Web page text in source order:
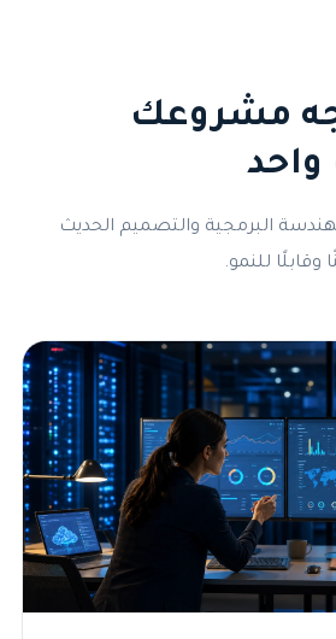
مشروعك
البرمجية والتصميم الحديث
وقابلًا للنمو.